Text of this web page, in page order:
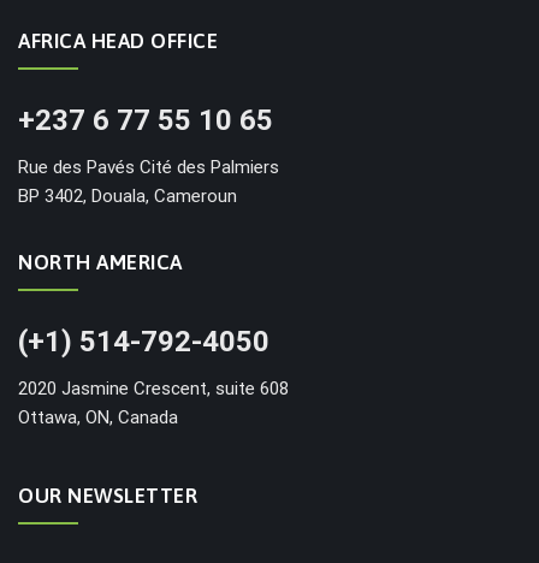
AFRICA HEAD OFFICE
+237 6 77 55 10 65
Rue des Pavés Cité des Palmiers
BP 3402, Douala, Cameroun
NORTH AMERICA
(+1) 514-792-4050
2020 Jasmine Crescent, suite 608
Ottawa, ON, Canada
OUR NEWSLETTER